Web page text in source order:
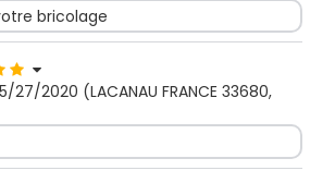
bricolage
27/2020 (LACANAU FRANCE 33680,